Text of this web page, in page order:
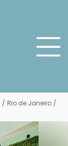
/ Rio de Janeiro /